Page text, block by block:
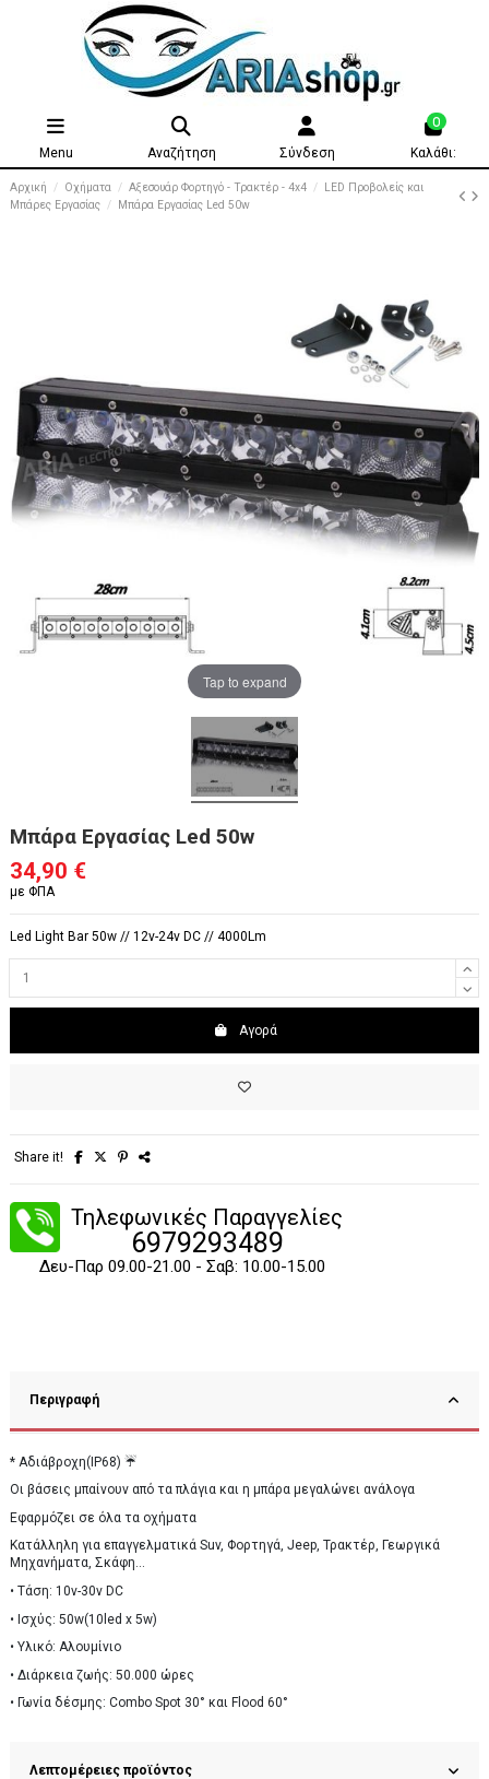
Menu Αναζήτηση Σύνδεση
0
Καλάθι:
Αρχική Οχήματα Αξεσουάρ Φορτηγό - Τρακτέρ - 4x4
LED Προβολείς και
Μπάρες Εργασίας
Μπάρα Εργασίας Led 50w
Tap to expand
Μπάρα Εργασίας Led 50w
34,90 €
με ΦΠΑ
Led Light Bar 50w // 12v-24v DC // 4000Lm
Αγορά
Share it!
Τηλεφωνικές Παραγγελίες
6979293489
Δευ-Παρ 09.00-21.00 - Σαβ: 10.00-15.00
Περιγραφή
* Αδιάβροχη(IP68) ☔
Οι βάσεις μπαίνουν από τα πλάγια και η μπάρα μεγαλώνει ανάλογα
Εφαρμόζει σε όλα τα οχήματα
Κατάλληλη για επαγγελματικά Suv, Φορτηγά, Jeep, Τρακτέρ, Γεωργικά
Μηχανήματα, Σκάφη...
• Τάση: 10v-30v DC
• Ισχύς: 50w(10led x 5w)
• Υλικό: Αλουμίνιο
• Διάρκεια ζωής: 50.000 ώρες
• Γωνία δέσμης: Combo Spot 30° και Flood 60°
Λεπτομέρειες προϊόντος